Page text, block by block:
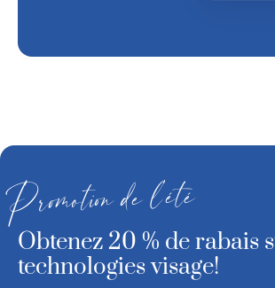
Promotion de l’été
Obtenez 20 % de rabais
technologies visage!